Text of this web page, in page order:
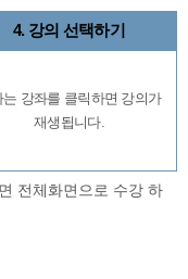
4. 강의 선택하기
는 강좌를 클릭하면 강의가
재생됩니다.
전체화면으로 수강 하